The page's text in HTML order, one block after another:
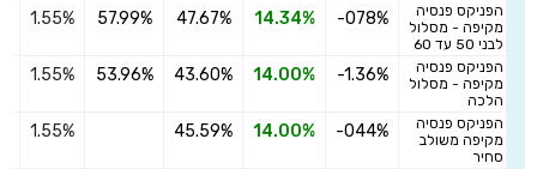
הפניקס פנסיה
מקיפה - מסלול
לבני 50 עד 60
-078%
14.34%
47.67%
57.99%
1.55%
הפניקס פנסיה
מקיפה - מסלול
הלכה
-1.36%
14.00%
43.60%
53.96%
1.55%
הפניקס פנסיה
מקיפה משולב
סחיר
-044%
14.00%
45.59%
1.55%